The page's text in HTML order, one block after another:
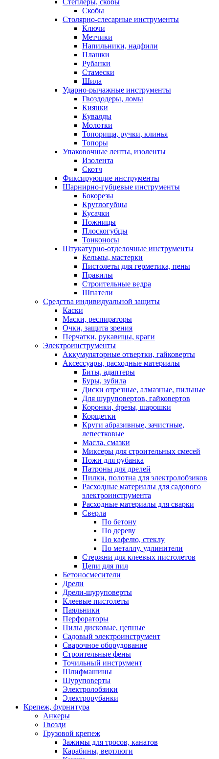
Скобы
Столярно-слесарные инструменты
Ключи
Метчики
Напильники, надфили
Плашки
Рубанки
Стамески
Шила
Ударно-рычажные инструменты
Гвоздодеры, ломы
Киянки
Кувалды
Молотки
Топорища, ручки, клинья
Топоры
Упаковочные ленты, изоленты
Изолента
Скотч
Фиксирующие инструменты
Шарнирно-губцевые инструменты
Бокорезы
Круглогубцы
Кусачки
Ножницы
Плоскогубцы
Тонконосы
Штукатурно-отделочные инструменты
Кельмы, мастерки
Пистолеты для герметика, пены
Правилы
Строительные ведра
Шпатели
Средства индивидуальной защиты
Каски
Маски, респираторы
Очки, защита зрения
Перчатки, рукавицы, краги
Электроинструменты
Аккумуляторные отвертки, гайковерты
Аксессуары, расходные материалы
Биты, адаптеры
Буры, зубила
Диски отрезные, алмазные, пильные
Для шуруповертов, гайковертов
Коронки, фрезы, шарошки
Корщетки
Круги абразивные, зачистные,
лепестковые
Масла, смазки
Миксеры для строительных смесей
Ножи для рубанка
Патроны для дрелей
Пилки, полотна для электролобзиков
Расходные материалы для садового
электроинструмента
Расходные материалы для сварки
Сверла
По бетону
По дереву
По кафелю, стеклу
По металлу, удлинители
Стержни для клеевых пистолетов
Цепи для пил
Бетоносмесители
Дрели
Дрели-шуруповерты
Клеевые пистолеты
Паяльники
Перфораторы
Пилы дисковые, цепные
Садовый электроинструмент
Сварочное оборудование
Строительные фены
Точильный инструмент
Шлифмашины
Шуруповерты
Электролобзики
Электрорубанки
Крепеж, фурнитура
Анкеры
Гвозди
Грузовой крепеж
Зажимы для тросов, канатов
Карабины, вертлюги